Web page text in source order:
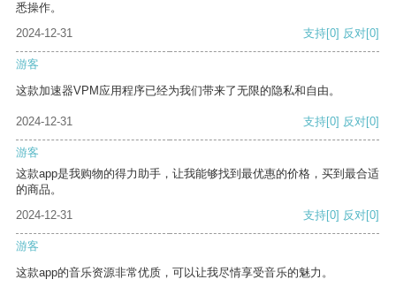
悉操作。
2024-12-31
支持[0] 反对[0]
游客
这款加速器VPM应用程序已经为我们带来了无限的隐私和自由。
2024-12-31 支持[0] 反对[0]
游客
这款app是我购物的得力助手，让我能够找到最优惠的价格，买到最合适
的商品。
2024-12-31
支持[0] 反对[0]
游客
这款app的音乐资源非常优质，可以让我尽情享受音乐的魅力。